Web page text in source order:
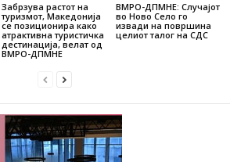
Забрзува растот на
туризмот, Македонија
се позиционира како
атрактивна туристичка
дестинација, велат од
ВМРО-ДПМНЕ
ВМРО-ДПМНЕ: Случајот
во Ново Село го
извади на површина
целиот талог на СДС